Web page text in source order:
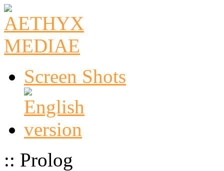
Screen Shots
:: Prolog